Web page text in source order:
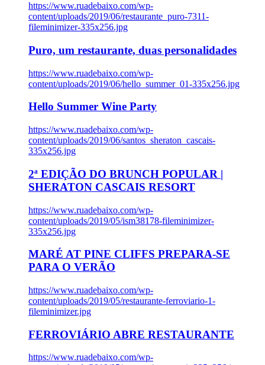
https://www.ruadebaixo.com/wp-
content/uploads/2019/06/restaurante_puro-7311-
fileminimizer-335x256.jpg
Puro, um restaurante, duas personalidades
https://www.ruadebaixo.com/wp-
content/uploads/2019/06/hello_summer_01-335x256.jpg
Hello Summer Wine Party
https://www.ruadebaixo.com/wp-
content/uploads/2019/06/santos_sheraton_cascais-
335x256.jpg
2ª EDIÇÃO DO BRUNCH POPULAR |
SHERATON CASCAIS RESORT
https://www.ruadebaixo.com/wp-
content/uploads/2019/05/ism38178-fileminimizer-
335x256.jpg
MARÉ AT PINE CLIFFS PREPARA-SE
PARA O VERÃO
https://www.ruadebaixo.com/wp-
content/uploads/2019/05/restaurante-ferroviario-1-
fileminimizer.jpg
FERROVIÁRIO ABRE RESTAURANTE
https://www.ruadebaixo.com/wp-